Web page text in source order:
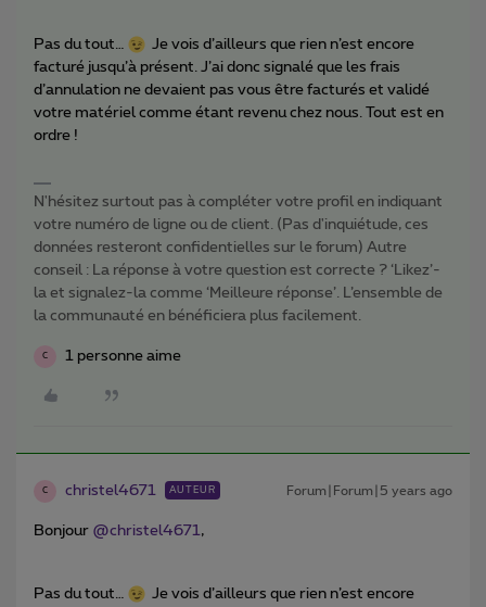
Pas du tout…
Je vois d’ailleurs que rien n’est encore
facturé jusqu’à présent. J’ai donc signalé que les frais
d’annulation ne devaient pas vous être facturés et validé
votre matériel comme étant revenu chez nous. Tout est en
ordre !
N'hésitez surtout pas à compléter votre profil en indiquant
votre numéro de ligne ou de client. (Pas d'inquiétude, ces
données resteront confidentielles sur le forum) Autre
conseil : La réponse à votre question est correcte ? ‘Likez’-
la et signalez-la comme ‘Meilleure réponse’. L’ensemble de
la communauté en bénéficiera plus facilement.
C 1 personne aime
C christel4671 AUTEUR Forum|Forum|5 years ago
Bonjour @christel4671 ,
Pas du tout…
Je vois d’ailleurs que rien n’est encore